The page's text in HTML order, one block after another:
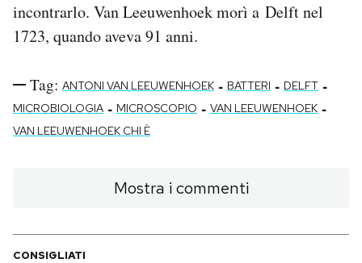
incontrarlo. Van Leeuwenhoek morì a Delft nel
1723, quando aveva 91 anni.
Tag: ANTONI VAN LEEUWENHOEK - BATTERI - DELFT -
MICROBIOLOGIA - MICROSCOPIO - VAN LEEUWENHOEK -
VAN LEEUWENHOEK CHI È
Mostra i commenti
CONSIGLIATI